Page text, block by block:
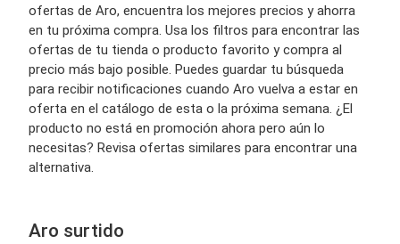
ofertas de Aro, encuentra los mejores precios y ahorra
en tu próxima compra. Usa los filtros para encontrar las
ofertas de tu tienda o producto favorito y compra al
precio más bajo posible. Puedes guardar tu búsqueda
para recibir notificaciones cuando Aro vuelva a estar en
oferta en el catálogo de esta o la próxima semana. ¿El
producto no está en promoción ahora pero aún lo
necesitas? Revisa ofertas similares para encontrar una
alternativa.
Aro surtido